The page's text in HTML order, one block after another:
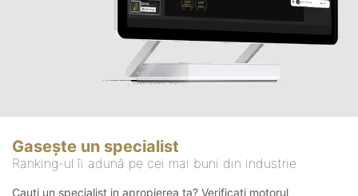
Gasește un specialist
Ranking-ul îi adună pe cei mai buni din industrie
Cauți un specialist in apropierea ta? Verificați motorul